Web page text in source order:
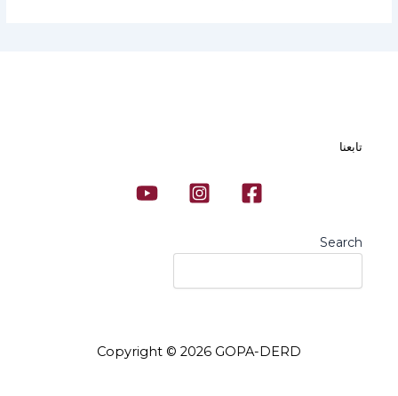
تابعنا
Search
Copyright © 2026 GOPA-DERD